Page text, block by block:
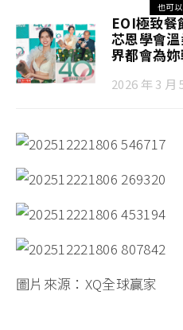
也可
EOI極致餐
芯恩學會
界都會為
2026 年 3 月
圖片來源：XQ全球贏家